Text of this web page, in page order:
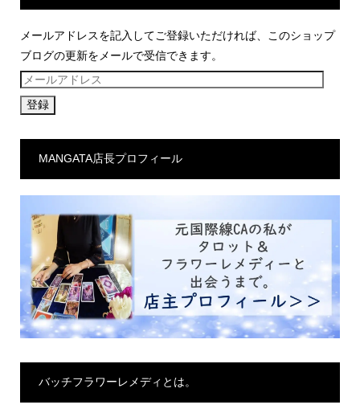
メールアドレスを記入してご登録いただければ、このショップ
ブログの更新をメールで受信できます。
メ
ー
ア
レ
MANGATA店長プロフィール
バッチフラワーレメディとは。